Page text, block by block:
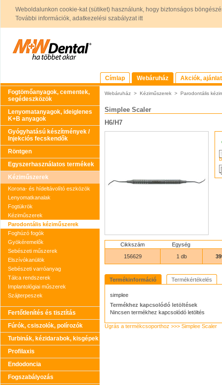
Weboldalunkon cookie-kat (sütiket) használunk, hogy biztonságos
További információk, adatkezelési szabályzat itt
Címlap Webáruház
Akciók,
Fogtömőanyagok, cementek,
segédeszközök
Lenyomatanyagok, ideiglenes
K+B anyagok
Gyógyhatású készítmények /
Injekciós fecskendők
Röntgen
Egyszerhasználatos termékek
Kéziműszerek
Korona- és hídeltávolító eszközök
Lenyomatkanalak
Fogtükrök
Kéziműszerek
Parodontális kéziműszerek
Foghúzó fogók
Gyökéremelők
Sebészeti műszerek
Elszívókanülök
Sebészeti varróanyag
Tálca rendszerek
Implantológiai műszerek
Szájterpeszek
Fertőtlenítés és tisztítás
Fúrók, csiszolók, polírozók
Turbinák, kézidarabok, kisgépek
Profilaxis
Endodoncia
Fogszabályozás
Webáruház > Kéziműszerek > Parodontális
Simplee Scaler
H6/H7
Cikkszám
Egység
156629
1 db
Termékinformáció Termékértékelés
simplee
Termékhez kapcsolódó letöltések
Nincsen termékhez kapcsolódó letöltés
Ugrás a termékcsoporthoz >>> Simplee Scaler